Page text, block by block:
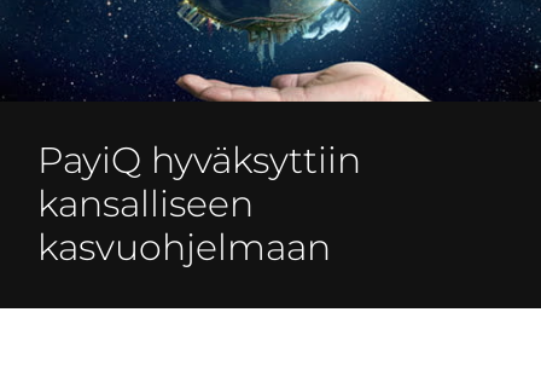
PayiQ hyväksyttiin
kansalliseen
kasvuohjelmaan